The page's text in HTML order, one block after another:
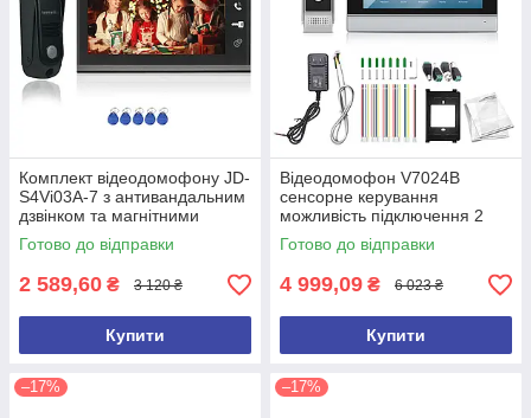
Комплект відеодомофону JD-
S4Vi03A-7 з антивандальним
дзвінком та магнітними
ключами
Готово до відправки
2 589,60 ₴ 3 120 ₴
Купити
Відеодомофон V7024B
сенсорне керування
можливість підключення 2
замків + відеоспостереження
Готово до відправки
4 999,09 ₴ 6 023 ₴
Купити
–17% –17%